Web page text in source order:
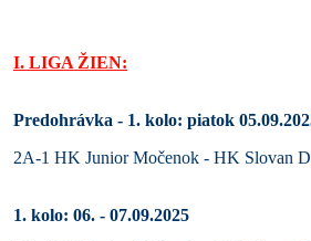
I. LIGA ŽIEN:
Predohrávka - 1. kolo: piatok
2A-1 HK Junior Močenok - HK Slovan
1. kolo: 06. - 07.09.2025